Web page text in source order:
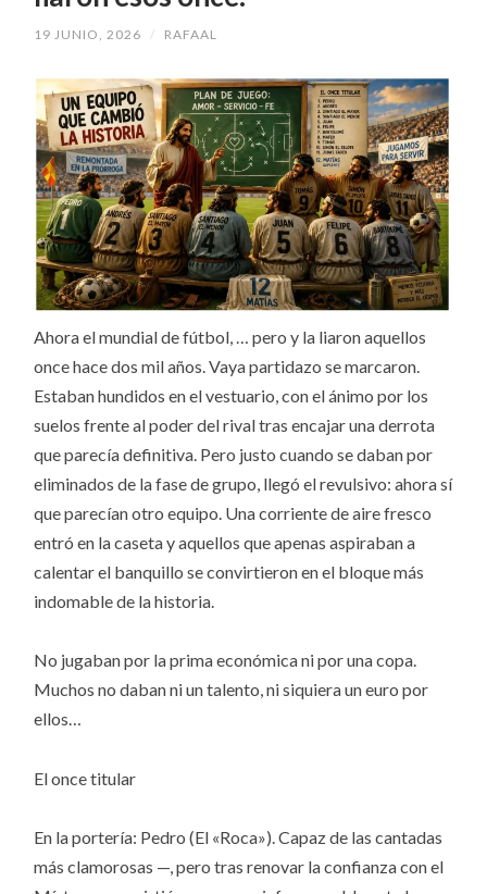
19 JUNIO, 2026 / RAFAAL
Ahora el mundial de fútbol, … pero y la liaron aquellos
once hace dos mil años. Vaya partidazo se marcaron.
Estaban hundidos en el vestuario, con el ánimo por los
suelos frente al poder del rival tras encajar una derrota
que parecía definitiva. Pero justo cuando se daban por
eliminados de la fase de grupo, llegó el revulsivo: ahora sí
que parecían otro equipo. Una corriente de aire fresco
entró en la caseta y aquellos que apenas aspiraban a
calentar el banquillo se convirtieron en el bloque más
indomable de la historia.
No jugaban por la prima económica ni por una copa.
Muchos no daban ni un talento, ni siquiera un euro por
ellos…
El once titular
En la portería: Pedro (El «Roca»). Capaz de las cantadas
más clamorosas —, pero tras renovar la confianza con el